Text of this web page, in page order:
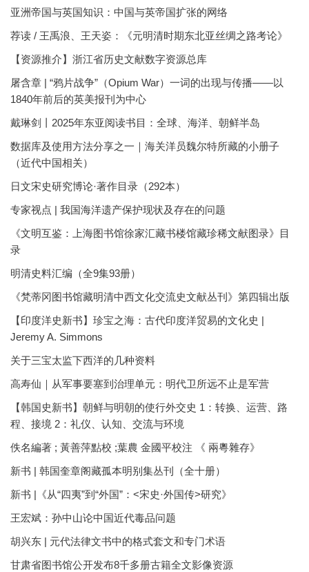
亚洲帝国与英国知识：中国与英帝国扩张的网络
荐读 / 王禹浪、王天姿：《元明清时期东北亚丝绸之路考论》
【资源推介】浙江省历史文献数字资源总库
屠含章 | “鸦片战争”（Opium War）一词的出现与传播——以
1840年前后的英美报刊为中心
戴琳剑丨2025年东亚阅读书目：全球、海洋、朝鲜半岛
数据库及使用方法分享之一｜海关洋员魏尔特所藏的小册子
（近代中国相关）
日文宋史研究博论·著作目录（292本）
专家视点 | 我国海洋遗产保护现状及存在的问题
《文明互鉴：上海图书馆徐家汇藏书楼馆藏珍稀文献图录》目
录
明清史料汇编（全9集93册）
《梵蒂冈图书馆藏明清中西文化交流史文献丛刊》第四辑出版
【印度洋史新书】珍宝之海：古代印度洋贸易的文化史 |
Jeremy A. Simmons
关于三宝太监下西洋的几种资料
高寿仙｜从军事要塞到治理单元：明代卫所远不止是军营
【韩国史新书】朝鲜与明朝的使行外交史 1：转换、运营、路
程、接境 2：礼仪、认知、交流与环境
佚名編著 ; 黃善萍點校 ;葉農 金國平校注 《 兩粵雜存》
新书 | 韩国奎章阁藏孤本明别集丛刊（全十册）
新书 |《从“四夷”到“外国”：<宋史·外国传>研究》
王宏斌：孙中山论中国近代毒品问题
胡兴东 | 元代法律文书中的格式套文和专门术语
甘肃省图书馆公开发布8千多册古籍全文影像资源